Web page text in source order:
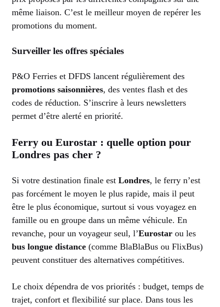
même liaison. C’est le meilleur moyen de repérer les
promotions du moment.
Surveiller les offres spéciales
P&O Ferries et DFDS lancent régulièrement des
promotions saisonnières, des ventes flash et des
codes de réduction. S’inscrire à leurs newsletters
permet d’être alerté en priorité.
Ferry ou Eurostar : quelle option pour
Londres pas cher ?
Si votre destination finale est Londres, le ferry n’est
pas forcément le moyen le plus rapide, mais il peut
être le plus économique, surtout si vous voyagez en
famille ou en groupe dans un même véhicule. En
revanche, pour un voyageur seul, l’Eurostar ou les
bus longue distance (comme BlaBlaBus ou FlixBus)
peuvent constituer des alternatives compétitives.
Le choix dépendra de vos priorités : budget, temps de
trajet, confort et flexibilité sur place. Dans tous les